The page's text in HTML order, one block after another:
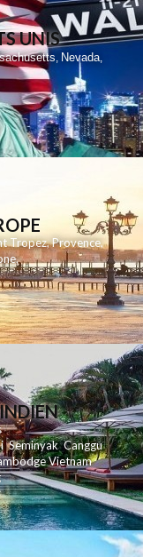
UNIS
, Nevada,
Tropez,Provence,
,
SeminyakCanggu
Vietnam